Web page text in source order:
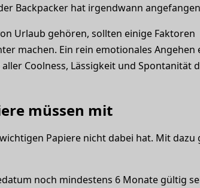
Backpacker hat irgendwann
Urlaub gehören, sollten einige Faktoren
machen. Ein rein emotionales Angehen
Coolness, Lässigkeit und Spontanität
müssen mit
Papiere nicht dabei hat. Mit dazu
noch mindestens 6 Monate gültig